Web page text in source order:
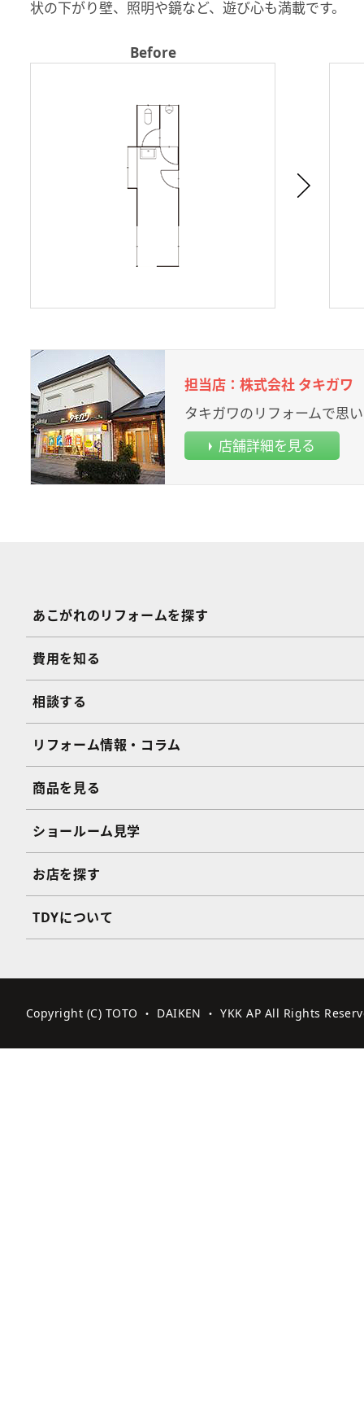
状の下がり壁、照明や鏡など、遊び心も満載です。
Before
担当店：株式会社 タキガワ
タキガワのリフォームで思
店舗詳細を見る
あこがれのリフォームを探す
費用を知る
相談する
リフォーム情報・コラム
商品を見る
ショールーム見学
お店を探す
TDYについて
Copyright (C) TOTO ・ DAIKEN ・ YKK AP All Rights